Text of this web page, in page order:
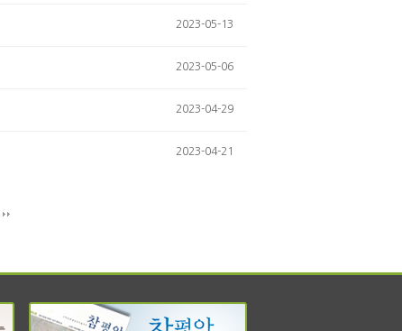
2023-05-13
2023-05-06
2023-04-29
2023-04-21